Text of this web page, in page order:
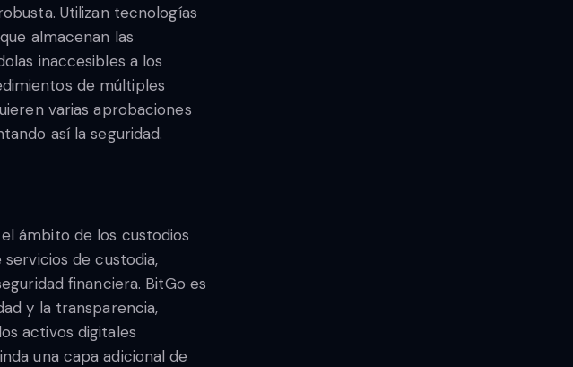
Utilizan tecnologías
almacenan las
inaccesibles a los
de múltiples
varias aprobaciones
así la seguridad.
ámbito de los custodios
de custodia,
financiera. BitGo es
y la transparencia,
activos digitales
una capa adicional de